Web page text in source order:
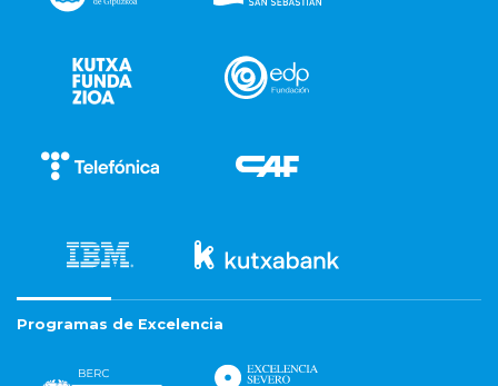
Programas de Excelencia